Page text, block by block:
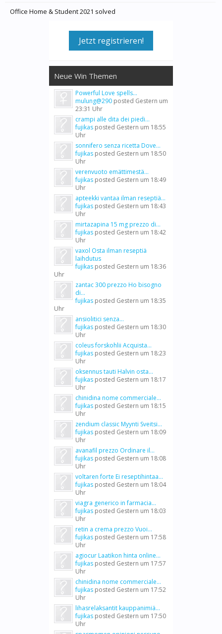
Office Home & Student 2021 solved
Jetzt registrieren!
Neue Win Themen
Powerful Love spells...
mulung@290 posted Gestern um
23:31 Uhr
crampi alle dita dei piedi...
fujikas posted Gestern um 18:55
Uhr
sonnifero senza ricetta Dove...
fujikas posted Gestern um 18:50
Uhr
verenvuoto emättimestä...
fujikas posted Gestern um 18:49
Uhr
apteekki vantaa ilman reseptiä...
fujikas posted Gestern um 18:43
Uhr
mirtazapina 15 mg prezzo di...
fujikas posted Gestern um 18:42
Uhr
vaxol Osta ilman reseptiä
laihdutus
fujikas posted Gestern um 18:36
Uhr
zantac 300 prezzo Ho bisogno
di...
fujikas posted Gestern um 18:35
Uhr
ansiolitici senza...
fujikas posted Gestern um 18:30
Uhr
coleus forskohlii Acquista...
fujikas posted Gestern um 18:23
Uhr
oksennus tauti Halvin osta...
fujikas posted Gestern um 18:17
Uhr
chinidina nome commerciale...
fujikas posted Gestern um 18:15
Uhr
zendium classic Myynti Sveitsi...
fujikas posted Gestern um 18:09
Uhr
avanafil prezzo Ordinare il...
fujikas posted Gestern um 18:08
Uhr
voltaren forte Ei reseptihintaa...
fujikas posted Gestern um 18:04
Uhr
viagra generico in farmacia...
fujikas posted Gestern um 18:03
Uhr
retin a crema prezzo Vuoi...
fujikas posted Gestern um 17:58
Uhr
agiocur Laatikon hinta online...
fujikas posted Gestern um 17:57
Uhr
chinidina nome commerciale...
fujikas posted Gestern um 17:52
Uhr
lihasrelaksantit kauppanimiä...
fujikas posted Gestern um 17:50
Uhr